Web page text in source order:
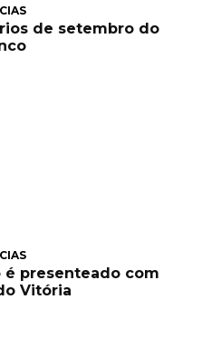
de setembro do
é presenteado com
Vitória